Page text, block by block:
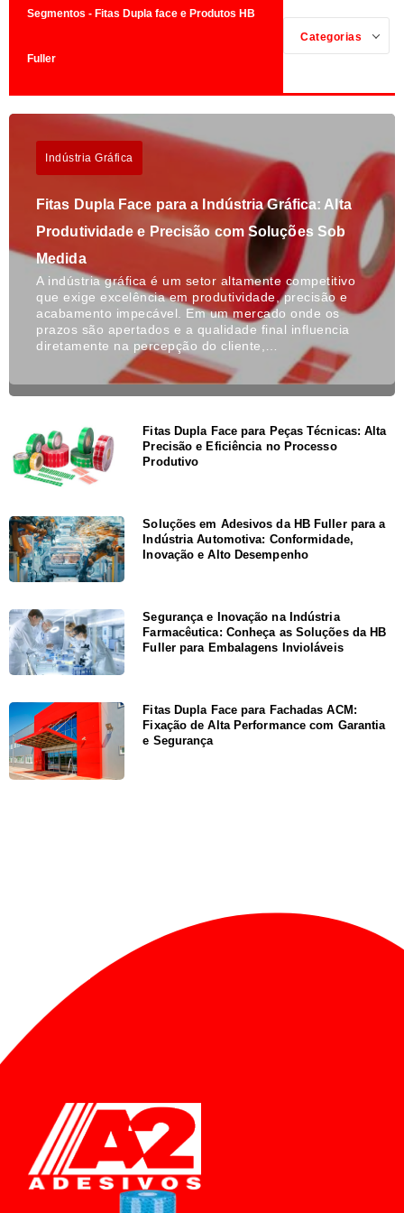
Segmentos - Fitas Dupla face e Produtos HB
Fuller
Categorias
Indústria Gráfica
Fitas Dupla Face para a Indústria Gráfica: Alta
Produtividade e Precisão com Soluções Sob
Medida
A indústria gráfica é um setor altamente competitivo
que exige excelência em produtividade, precisão e
acabamento impecável. Em um mercado onde os
prazos são apertados e a qualidade final influencia
diretamente na percepção do cliente,…
Fitas Dupla Face para Peças Técnicas: Alta
Precisão e Eficiência no Processo
Produtivo
Soluções em Adesivos da HB Fuller para a
Indústria Automotiva: Conformidade,
Inovação e Alto Desempenho
Segurança e Inovação na Indústria
Farmacêutica: Conheça as Soluções da HB
Fuller para Embalagens Invioláveis
Fitas Dupla Face para Fachadas ACM:
Fixação de Alta Performance com Garantia
e Segurança